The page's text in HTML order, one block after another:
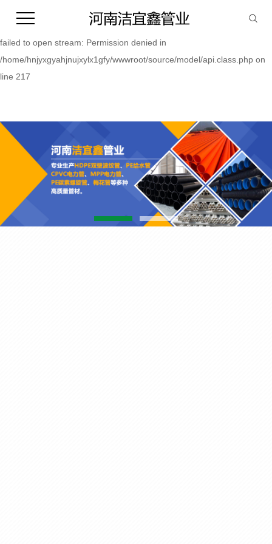
file_put_contents(/home/hnjyxgyahjnujxylx1gfy/wwwroot/source/
failed to open stream: Permission denied in
/home/hnjyxgyahjnujxylx1gfy/wwwroot/source/model/api.class.php on
line 217